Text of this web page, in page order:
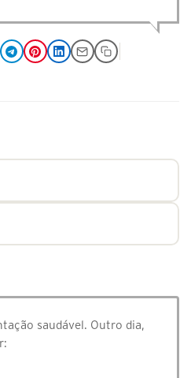
saudável. Outro dia,